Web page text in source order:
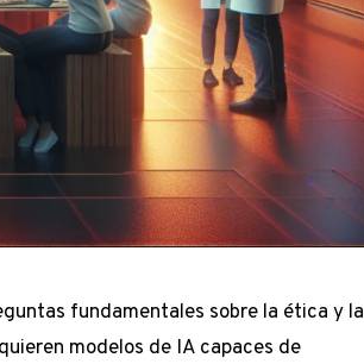
fundamentales sobre la ética y la
modelos de IA capaces de